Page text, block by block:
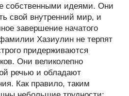
собственными идеями. Они
свой внутренний мир, и
завершение начатого
Хазиулин не терпят
придерживаются
Они великолепно
речью и обладают
Как правило, таким